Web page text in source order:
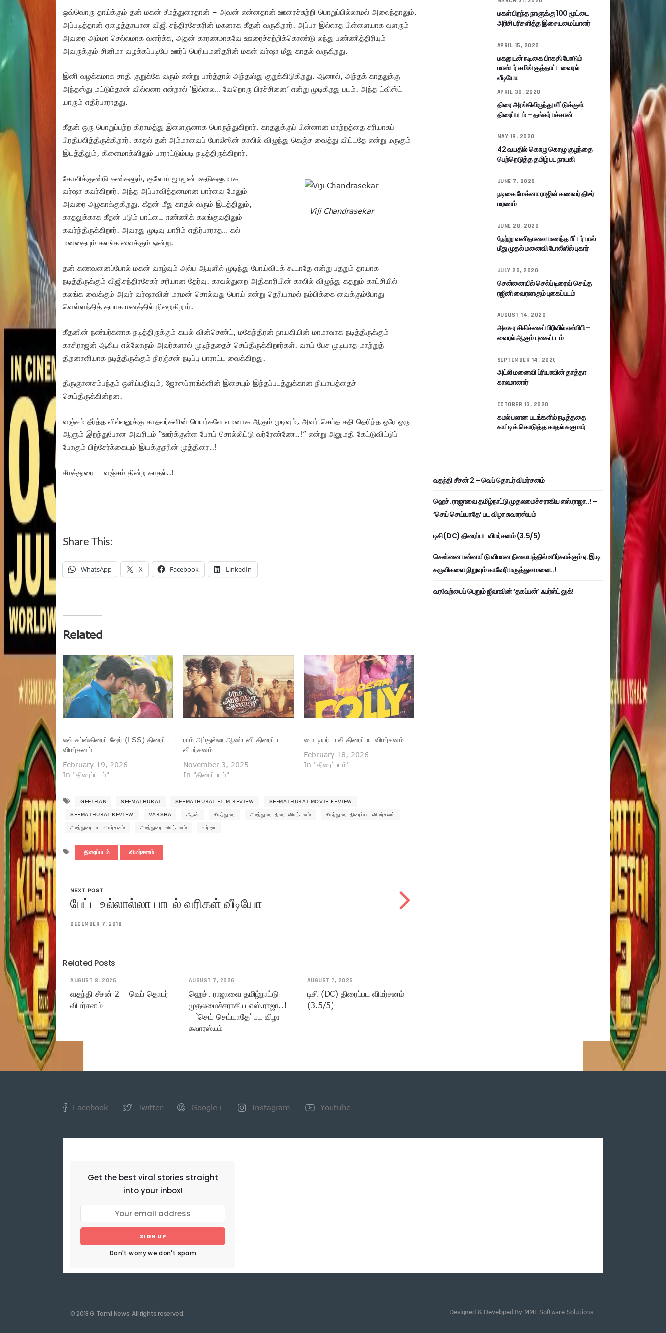
ஒவ்வொரு தாய்க்கும் தன் மகன் சீமத்துரைதான் – அவன் என்னதான் ஊரைச்சுற்றி பொறுப்பில்லாமல் அலைந்தாலும்.
அப்படித்தான் ஏழைத்தாயான விஜி சந்திரசேகரின் மகனாக கீதன் வருகிறார். அப்பா இல்லாத பிள்ளையாக வளரும்
அவரை அம்மா செல்லமாக வளர்க்க, அதன் காரணமாகவே ஊரைச்சுற்றிக்கொண்டு லந்து பண்ணித்திரியும்
அவருக்கும் சினிமா வழக்கப்படியே ஊர்ப் பெரியமனிதரின் மகள் வர்ஷா மீது காதல் வருகிறது.
இனி வழக்கமாக சாதி குறுக்கே வரும் என்று பார்த்தால் அந்தஸ்து குறுக்கிடுகிறது. ஆனால், அந்தக் காதலுக்கு
அந்தஸ்து மட்டும்தான் வில்லனா என்றால் ‘இல்லை… வேறொரு பிரச்சினை’ என்று முடிகிறது படம். அந்த ட்விஸ்ட்
யாரும் எதிர்பாராதது.
கீதன் ஒரு பொறுப்பற்ற கிராமத்து இளைஞனாக பொருந்துகிறார். காதலுக்குப் பின்னான மாற்றத்தை சரியாகப்
பிரதிபலித்திருக்கிறார். காதல் தன் அம்மாவைப் போலீஸின் காலில் விழுந்து கெஞ்ச வைத்து விட்டதே என்று மருகும்
இடத்திலும், கிளைமாக்ஸிலும் பாராட்டும்படி நடித்திருக்கிறார்.
Viji Chandrasekar
கோலிக்குண்டு கண்களும், குலோப் ஜாமூன் உதடுகளுமாக
வர்ஷா கவர்கிறார். அந்த அப்பாவித்தனமான பார்வை மேலும்
அவரை அழகாக்குகிறது. கீதன் மீது காதல் வரும் இடத்திலும்,
காதலுக்காக கீதன் படும் பாட்டை எண்ணிக் கலங்குவதிலும்
கவர்ந்திருக்கிறார். அவரது முடிவு யாரிம் எதிர்பாராத… கல்
மனதையும் கலங்க வைக்கும் ஒன்று.
தன் கணவனைப்போல் மகன் வாழ்வும் அல்ப ஆயுளில் முடிந்து போய்விடக் கூடாதே என்று பதறும் தாயாக
நடித்திருக்கும் விஜிசந்திரசேகர் சரியான தேர்வு. காவல்துறை அதிகாரியின் காலில் விழுந்து கதறும் காட்சியில்
கலங்க வைக்கும் அவர் வர்ஷாவின் மாமன் சொல்வது பொய் என்று தெரியாமல் நம்பிக்கை வைக்கும்போது
வெள்ளந்தித் தயாக மனத்தில் நிறைகிறார்.
கீதனின் நண்பர்களாக நடித்திருக்கும் கயல் வின்செண்ட், மகேந்திரன் நாயகியின் மாமாவாக நடித்திருக்கும்
காசிராஜன் ஆகிய எல்லோரும் அவர்களால் முடிந்ததைச் செய்திருக்கிறார்கள். வாய் பேச முடியாத மாற்றுத்
திறனாளியாக நடித்திருக்கும் நிரஞ்சன் நடிப்பு பாராட்ட வைக்கிறது.
திருஞானசம்பந்தம் ஒளிப்பதிவும், ஜோஸப்ராங்க்ளின் இசையும் இந்தப்படத்துக்கான நியாயத்தைச்
செய்திருக்கின்றன.
வஞ்சம் தீர்த்த வில்லனுக்கு காதலர்களின் பெயர்களே எமனாக ஆகும் முடிவும், அவர் செய்த சதி தெரிந்த ஒரே ஒரு
ஆளும் இறந்துபோன அவரிடம் “ஊர்க்குள்ள போய் சொல்லிட்டு வர்ரேண்ணே..!” என்று அனுமதி கேட்டுவிட்டுப்
போகும் பிற்சேர்க்கையும் இயக்குநரின் முத்திரை..!
சீமத்துரை – வஞ்சம் தின்ற காதல்..!
Share This:
WhatsApp X Facebook LinkedIn
Related
லவ் சப்ஸ்கிரைப் ஷேர் (LSS) திரைப்பட
விமர்சனம்
February 19, 2026
In "திரைப்படம்"
ராம் அப்துல்லா ஆண்டனி திரைப்பட
விமர்சனம்
November 3, 2025
In "திரைப்படம்"
மை டியர் டாலி திரைப்பட விமர்சனம்
February 18, 2026
In "திரைப்படம்"
GEETHAN SEEMATHURAI SEEMATHURAI FILM REVIEW SEEMATHURAI MOVIE REVIEW
SEEMATHURAI REVIEW VARSHA கீதன் சீமத்துரை சீமத்துரை திரை விமர்சனம் சீமத்துரை திரைப்பட விமர்சனம்
சீமத்துரை பட விமர்சனம் சீமத்துரை விமர்சனம் வர்ஷா
திரைப்படம் விமர்சனம்
NEXT POST
பேட்ட உல்லால்லா பாடல் வரிகள் வீடியோ
DECEMBER 7, 2018
Related Posts
AUGUST 8, 2026
வதந்தி சீசன் 2 – வெப் தொடர்
விமர்சனம்
AUGUST 7, 2026
ஹெச். ராஜாவை தமிழ்நாட்டு
முதலமைச்சராகிய எஸ்.ராஜா..!
– ‘செய் செய்யாதே’ பட விழா
சுவாரஸ்யம்
AUGUST 7, 2026
டிசி (DC) திரைப்பட விமர்சனம்
(3.5/5)
மகள் பிறந்த நாளுக்கு 100 மூட்டை
அரிசி பரிசளித்த இசையமைப்பாளர்
APRIL 15, 2020
மகனுடன் நடிகை பிரகதி போடும்
மாஸ்டர் கமிங் குத்தாட்ட வைரல்
வீடியோ
APRIL 30, 2020
திரை அரங்கிலிருந்து வீட்டுக்குள்
திரைப்படம் – தங்கர் பச்சான்
MAY 19, 2020
42 வயதில் கொழு கொழு குழந்தை
பெற்றெடுத்த தமிழ் பட நாயகி
JUNE 7, 2020
நடிகை மேக்னா ராஜின் கணவர் திடீர்
மரணம்
JUNE 28, 2020
நேற்று வனிதாவை மணந்த பீட்டர் பால்
மீது முதல் மனைவி போலீஸில் புகார்
JULY 20, 2020
சென்னையில் செல்ப் டிரைவ் செய்த
ரஜினி வைரலாகும் புகைப்படம்
AUGUST 14, 2020
அவசர சிகிச்சைப் பிரிவில் எஸ்பிபி –
வைரல் ஆகும் புகைப்படம்
SEPTEMBER 14, 2020
அட்லி மனைவி ப்ரியாவின் தாத்தா
காலமானார்
OCTOBER 13, 2020
கமல் பலான படங்களில் நடித்ததை
காட்டிக் கொடுத்த காதல் சுகுமார்
வதந்தி சீசன் 2 – வெப் தொடர் விமர்சனம்
ஹெச். ராஜாவை தமிழ்நாட்டு முதலமைச்சராகிய எஸ்.ராஜா..! –
‘செய் செய்யாதே’ பட விழா சுவாரஸ்யம்
டிசி (DC) திரைப்பட விமர்சனம் (3.5/5)
சென்னை பன்னாட்டு விமான நிலையத்தில் உயிர்காக்கும் ஏ.இ.டி
கருவிகளை நிறுவும் காவேரி மருத்துவமனை..!
வரவேற்பைப் பெறும் ஜீவாவின் ‘தகப்பன்’ ஃபர்ஸ்ட் லுக்!
Facebook Twitter Google+ Instagram Youtube
Get the best viral stories straight
into your inbox!
SIGN UP
Don't worry we don't spam
© 2018 G Tamil News. All rights reserved. Designed & Developed By MML Software Solutions